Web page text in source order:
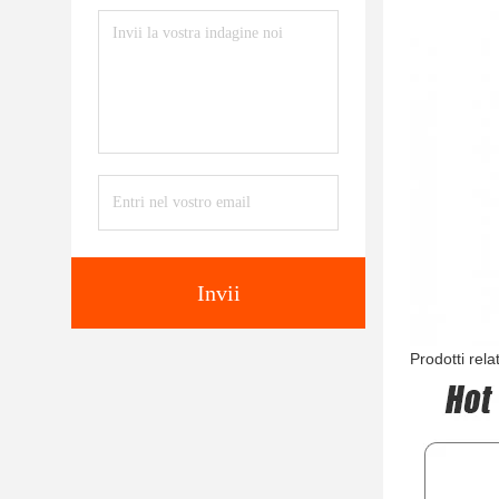
Invii
Prodotti